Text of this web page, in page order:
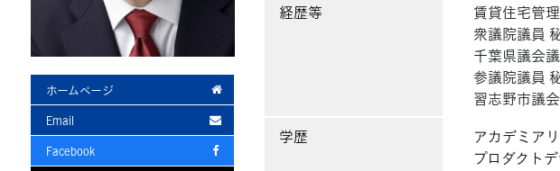
ホームページ
Email
Facebook
経歴等
賃貸住宅管
衆議院議員
千葉県議会
参議院議員
習志野市議
学歴
アカデミア
プロダクト